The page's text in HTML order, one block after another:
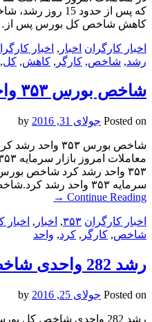
که پس از حدود 15
کاهش شاخص کل بورس پس
اخبار کارگران اخبار , اخبار
رشد, شاخص, کارگر , کاهش, کل,
شاخص بورس ۳۵۳ واحد رشد کرد
Posted on جولای 31, 2016
شاخص بورس ۳۵۳
۳۵۳ واحد رشد کرد شاخص
سرمایه ۳۵۳ واحد رشد کرد.شاخص بورس ۳۵۳ واحد رشد کرد…
Continue Reading
→
اخبار کارگران ۳۵۳, اخبار , اخبار
شاخص, کارگر , کرد, واحد
رشد 282 واحدی شاخص کل بورس
Posted on جولای 25, 2016
رشد 282 واحدی شاخص کل